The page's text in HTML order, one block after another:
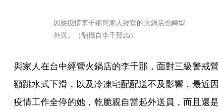
因應疫情李千那與家人經營的火鍋店也轉型
外送。（翻攝自李千那IG）
與家人在台中經營火鍋店的李千那，面對三級警戒營
額跳水式下滑，以及冷凍宅配配送不及影響，最近因
疫情工作全停的她，乾脆親自當起外送員，而且還是